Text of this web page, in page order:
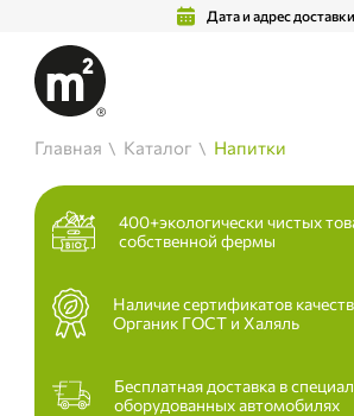
Дата и адрес доставки
Главная Каталог Напитки
400+экологически чистых
собственной фермы
Наличие сертификатов
Органик ГОСТ и Халяль
Бесплатная доставка в
оборудованных автомобилях